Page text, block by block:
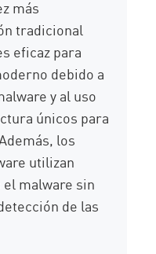
más
tradicional
eficaz para
debido a
y al uso
únicos para
los
utilizan
malware sin
de las